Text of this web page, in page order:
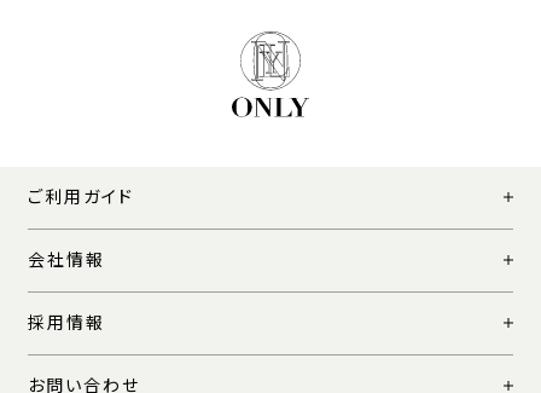
ご利用ガイド
会社情報
採用情報
お問い合わせ